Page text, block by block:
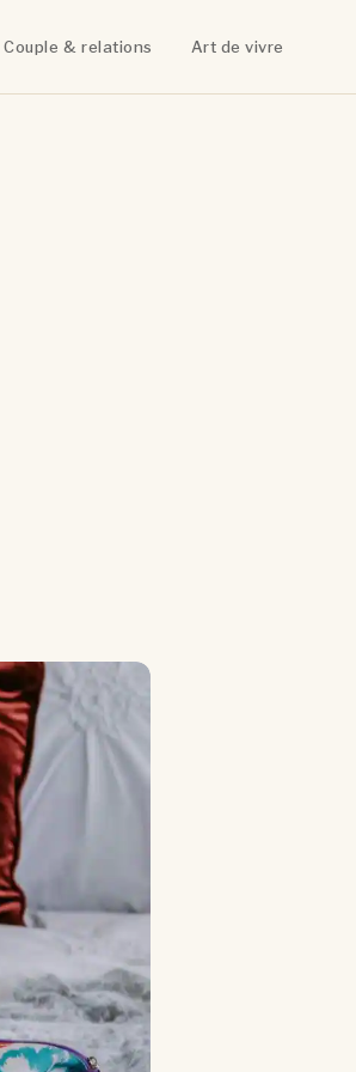
Couple & relations Art de vivre